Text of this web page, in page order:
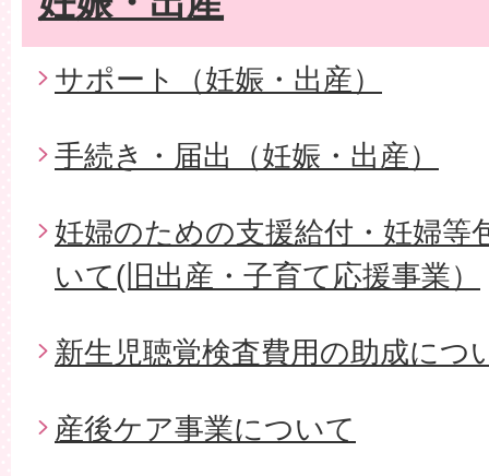
サポート（妊娠・出産）
手続き・届出（妊娠・出産）
妊婦のための支援給付・妊婦等
いて(旧出産・子育て応援事業）
新生児聴覚検査費用の助成につ
産後ケア事業について